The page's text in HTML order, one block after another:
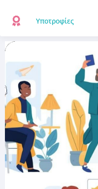
Υποτροφίες